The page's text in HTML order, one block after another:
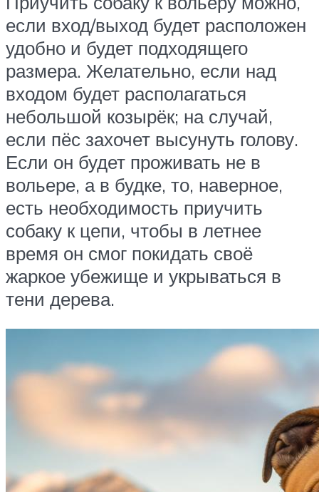
если вход/выход будет расположен
удобно и будет подходящего
размера. Желательно, если над
входом будет располагаться
небольшой козырёк; на случай,
если пёс захочет высунуть голову.
Если он будет проживать не в
вольере, а в будке, то, наверное,
есть необходимость приучить
собаку к цепи, чтобы в летнее
время он смог покидать своё
жаркое убежище и укрываться в
тени дерева.